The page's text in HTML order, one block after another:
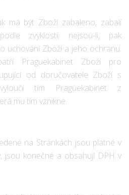
má být Zboží zabaleno, zabalí
zvyklostí; nejsou-li, pak
uchování Zboží a jeho ochranu.
Praguekabinet Zboží pro
od doručovatele Zboží s
tím Praguekabinet z
mu tím vznikne.
na Stránkách jsou platné v
jsou konečné a obsahují DPH v